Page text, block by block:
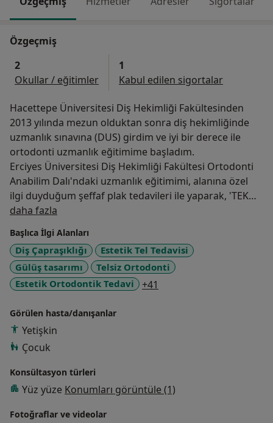
Özgeçmiş
2
Okullar / eğitimler
1
Kabul edilen sigortalar
Hacettepe Üniversitesi Diş Hekimliği Fakültesinden
2013 yılında mezun olduktan sonra diş hekimliğinde
uzmanlık sınavına (DUS) girdim ve iyi bir derece ile
ortodonti uzmanlık eğitimime başladım.
Erciyes Üniversitesi Diş Hekimliği Fakültesi Ortodonti
Anabilim Dalı'ndaki uzmanlık eğitimimi, alanına özel
ilgi duyduğum şeffaf plak tedavileri ile yaparak, 'TEK
AŞAMALI VE ÜÇ AŞAMALI UYGULANAN FARKLI
ORTODONTİK ŞEFFAF PLAK TEKNİKLERİNİN HASTA
KONFORU, MEMNUNİYETİ, TEDAVİ ETKİLERİ VE SÜRESİ
AÇISINDAN DEĞERLENDİRİLMESİ' isimli tezimle
tamamladım.
Hastalarımı en güncel, en konforlu ve en yeni
eğitimlere katılım sağlayarak bilgilerimi güncel
tutuyorum.
Ortodontik tedavinin en önemli aşamalarından biri
olan tedavi planlaması için klinik ve radyolojik
muayenelerimi, analizlerimi yaparak tedavilerime
başlıyorum.
ortodontik tedaviler, ortognatik cerrahi destekli
daha fazla
Başlıca İlgi Alanları
Diş Çapraşıklığı
Estetik Tel Tedavisi
Gülüş tasarımı
Telsiz Ortodonti
Estetik Ortodontik Tedavi
+41
Görülen hasta/danışanlar
Yetişkin
Çocuk
Konsültasyon türleri
Yüz yüze Konumları görüntüle (1)
Fotoğraflar ve videolar